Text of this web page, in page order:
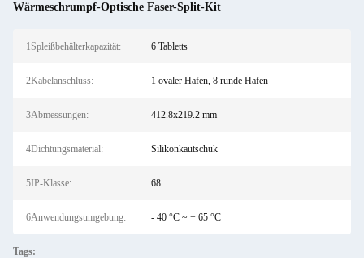
Wärmeschrumpf-Optische Faser-Split-Kit
1Spleißbehälterkapazität: 6 Tabletts
2Kabelanschluss: 1 ovaler Hafen, 8 runde Hafen
3Abmessungen: 412.8x219.2 mm
4Dichtungsmaterial: Silikonkautschuk
5IP-Klasse: 68
6Anwendungsumgebung: - 40 °C ~ + 65 °C
Tags: